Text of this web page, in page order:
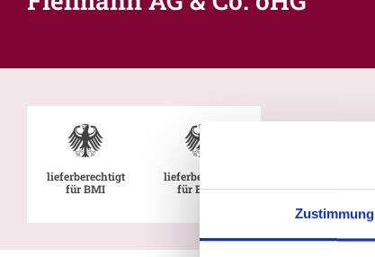
Zustimmung
lieferberechtigt
für BMI
lieferberechtigt
für BMVg